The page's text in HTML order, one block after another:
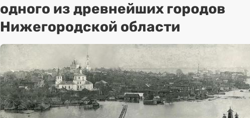
одного из древнейших городов
Нижегородской области